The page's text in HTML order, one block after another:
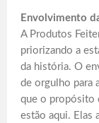
Envolvimento
A Produtos
priorizando a
da história. O
de orgulho para
que o propósito
estão aqui. Elas